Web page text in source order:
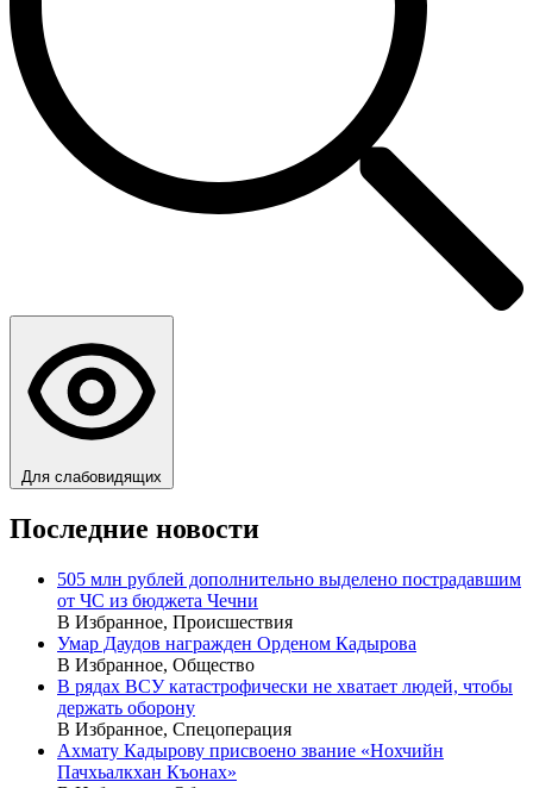
Для слабовидящих
Последние новости
505 млн рублей дополнительно выделено пострадавшим
от ЧС из бюджета Чечни
В Избранное, Происшествия
Умар Даудов награжден Орденом Кадырова
В Избранное, Общество
В рядах ВСУ катастрофически не хватает людей, чтобы
держать оборону
В Избранное, Спецоперация
Ахмату Кадырову присвоено звание «Нохчийн
Пачхьалкхан Къонах»